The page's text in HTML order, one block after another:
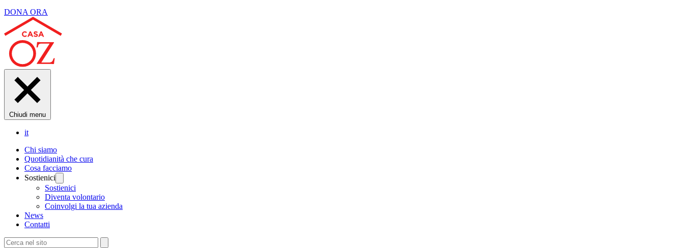
DONA ORA
Chiudi menu
it
Chi siamo
Quotidianità che cura
Cosa facciamo
Sostienici
Sostienici
Diventa volontario
Coinvolgi la tua azienda
News
Contatti